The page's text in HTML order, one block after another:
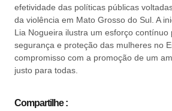
efetividade das políticas públicas
da violência em Mato Grosso do Sul. A
Lia Nogueira ilustra um esforço contínuo
segurança e proteção das mulheres no
compromisso com a promoção de um
justo para todas.
Compartilhe :